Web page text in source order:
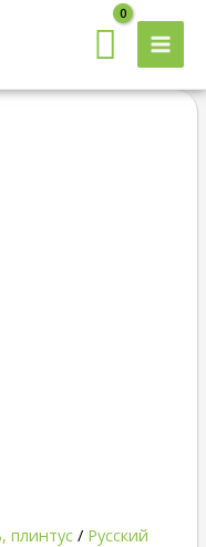
плинтус/ Русский